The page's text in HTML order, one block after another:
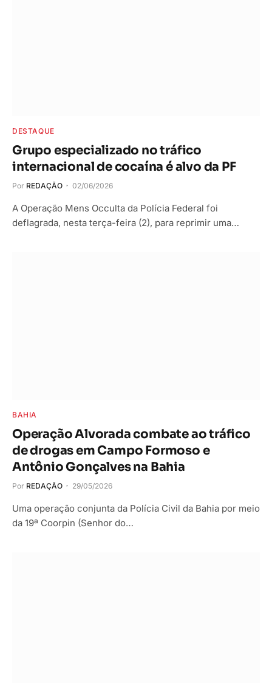
DESTAQUE
Grupo especializado no tráfico
internacional de cocaína é alvo da PF
Por REDAÇÃO 02/06/2026
A Operação Mens Occulta da Polícia Federal foi
deflagrada, nesta terça-feira (2), para reprimir uma…
BAHIA
Operação Alvorada combate ao tráfico
de drogas em Campo Formoso e
Antônio Gonçalves na Bahia
Por REDAÇÃO 29/05/2026
Uma operação conjunta da Polícia Civil da Bahia por meio
da 19ª Coorpin (Senhor do…